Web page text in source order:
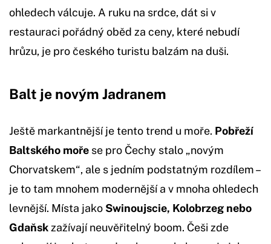
ohledech válcuje. A ruku na srdce, dát si v
restauraci pořádný oběd za ceny, které nebudí
hrůzu, je pro českého turistu balzám na duši.
Balt je novým Jadranem
Ještě markantnější je tento trend u moře. Pobřeží
Baltského moře se pro Čechy stalo „novým
Chorvatskem“, ale s jedním podstatným rozdílem –
je to tam mnohem modernější a v mnoha ohledech
levnější. Místa jako Swinoujscie, Kolobrzeg nebo
Gdaňsk zažívají neuvěřitelný boom. Češi zde